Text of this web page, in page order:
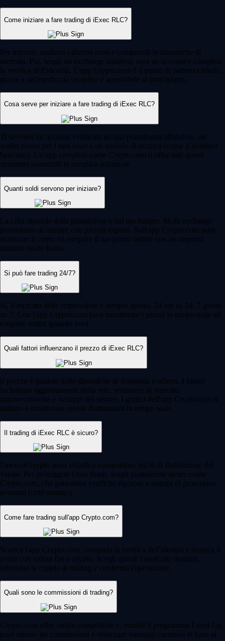
Come iniziare a fare trading di iExec RLC?
Per iniziare, analizza i diversi asset e comprendi le dinamiche di
mercato. Poi, scegli un exchange intuitivo, crea un account e completa
la verifica dell'identità. L'app Crypto.com è il punto di partenza ideale,
grazie a un'interfaccia semplice e accessibile ai principianti.
Cosa serve per iniziare a fare trading di iExec RLC?
Ti servono un account verificato su una piattaforma affidabile, un
wallet sicuro per i tuoi asset e un metodo di ricarica (come il bonifico
bancario). Un'app completa come Crypto.com ti offre tutti questi
strumenti essenziali in un'unica soluzione.
Quanti soldi servono per iniziare?
La cifra dipende dalla piattaforma e dal tuo budget. Molti exchange
permettono di iniziare con piccoli importi. Sull'app Crypto.com puoi
ricaricare il conto ed eseguire il tuo primo ordine con un importo
minimo molto basso.
Si può fare trading 24/7?
Sì, il mercato delle criptovalute è sempre aperto, 24 ore su 24, 7 giorni
su 7. Con l'app Crypto.com puoi monitorare i prezzi in tempo reale ed
eseguire ordini quando vuoi.
Quali fattori influenzano il prezzo di iExec RLC?
Il prezzo è guidato dalle dinamiche di domanda e offerta. I fattori
includono aggiornamenti della rete, sentiment di mercato,
macroeconomia e sviluppi del settore. I grafici dell'app Crypto.com ti
aiutano a monitorare queste fluttuazioni in tempo reale.
Il trading di iExec RLC è sicuro?
I mercati crypto sono volatili e comportano rischi di fluttuazione del
valore. Per proteggere i tuoi fondi, scegli piattaforme sicure come
Crypto.com, che garantisce verifiche rigorose e sistemi di protezione
avanzati (cold storage).
Come fare trading sull'app Crypto.com?
Scarica l'app Crypto.com, completa la verifica dell'identità e ricarica il
conto con valuta fiat o crypto. Scegli quindi l'asset che desideri,
seleziona la coppia di trading e conferma l'operazione.
Quali sono le commissioni di trading?
Crypto.com offre tariffe competitive e, tramite il programma Level Up,
puoi ridurre las commissioni e sbloccare vantaggi esclusivi in base ai